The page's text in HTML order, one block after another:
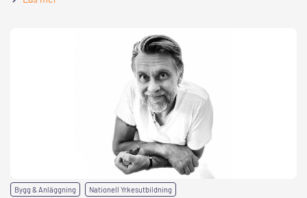
Bygg & Anläggning Nationell Yrkesutbildning